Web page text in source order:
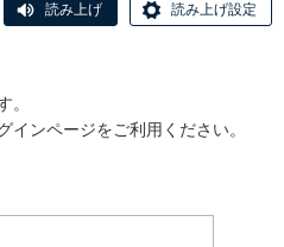
読み上げ 読み上げ設定
。
ンページをご利用ください。